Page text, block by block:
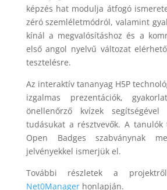
képzés hat modulja átfogó
zéró szemléletmódról, valamint
kínál a megvalósításhoz és a
első angol nyelvű változat
tesztelésre.
Az interaktív tananyag H5P
izgalmas prezentációk,
önellenőrző kvízek
tudásukat a résztvevők. A tanulók
Open Badges szabványnak
jelvényekkel ismerjük el.
További részletek a
Net0Managerhonlapján.